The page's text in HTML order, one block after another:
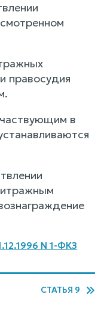
правосудия
в
N 1-ФКЗ
СТАТЬЯ 9